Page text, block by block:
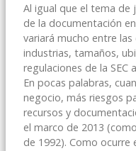
Al igual que el tema
de la documentación
variará mucho entre
industrias, tamaños,
regulaciones de la SEC
En pocas palabras,
negocio, más riesgos
recursos y
el marco de 2013
de 1992). Como ocurre